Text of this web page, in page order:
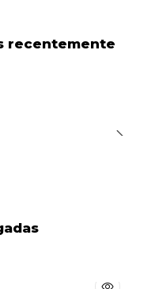
recentemente